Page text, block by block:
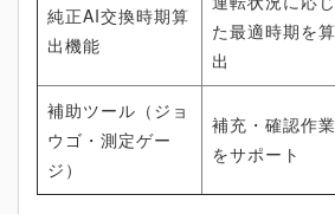
純正AI交換時期算
出機能
た最適時期を算
出
補助ツール（ジョ
ウゴ・測定ゲー
ジ）
補充・確認作業
をサポート